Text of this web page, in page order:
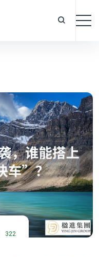
322